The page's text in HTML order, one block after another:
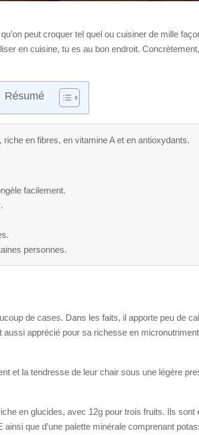
peut croquer tel quel ou cuisiner de mille
en cuisine, tu es au bon endroit.
Résumé
riche en fibres, en vitamine A et en antioxydants.
facilement.
personnes.
de cases. Dans les faits, il apporte peu de
apprécié pour sa richesse en
et la tendresse de leur chair sous une légère
en glucides, avec 12g pour trois fruits. Ils
que d’une palette minérale comprenant